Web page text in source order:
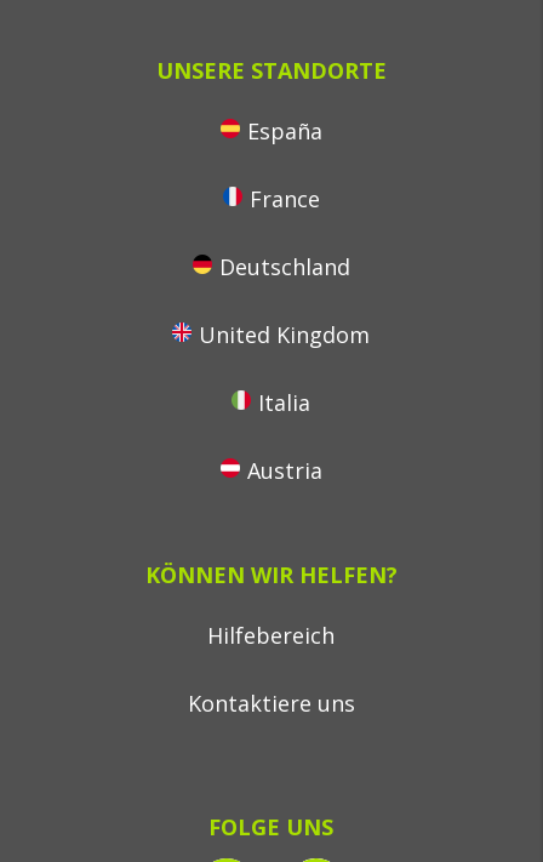
UNSERE STANDORTE
España
France
Deutschland
United Kingdom
Italia
Austria
KÖNNEN WIR HELFEN?
Hilfebereich
Kontaktiere uns
FOLGE UNS